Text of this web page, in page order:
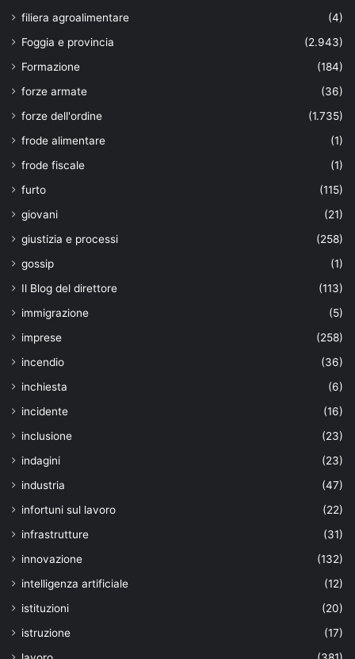
filiera agroalimentare
(4)
Foggia e provincia
(2.943)
Formazione
(184)
forze armate
(36)
forze dell'ordine
(1.735)
frode alimentare
(1)
frode fiscale
(1)
furto
(115)
giovani
(21)
giustizia e processi
(258)
gossip
(1)
Il Blog del direttore
(113)
immigrazione
(5)
imprese
(258)
incendio
(36)
inchiesta
(6)
incidente
(16)
inclusione
(23)
indagini
(23)
industria
(47)
infortuni sul lavoro
(22)
infrastrutture
(31)
innovazione
(132)
intelligenza artificiale
(12)
istituzioni
(20)
istruzione
(17)